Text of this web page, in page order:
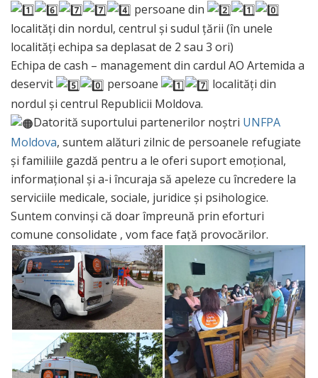
persoane din
localități din nordul, centrul și sudul țării (în unele
localități echipa sa deplasat de 2 sau 3 ori)
Echipa de cash – management din cardul AO Artemida a
deservit
persoane
localități din
nordul și centrul Republicii Moldova.
Datorită suportului partenerilor noștri UNFPA
Moldova, suntem alături zilnic de persoanele refugiate
și familiile gazdă pentru a le oferi suport emoțional,
informațional și a-i încuraja să apeleze cu încredere la
serviciile medicale, sociale, juridice și psihologice.
Suntem convinși că doar împreună prin eforturi
comune consolidate , vom face față provocărilor.